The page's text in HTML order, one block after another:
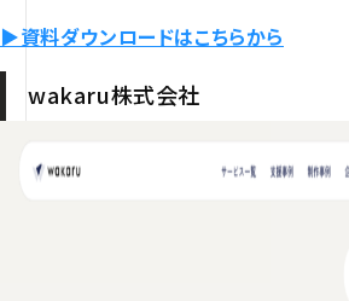
▶︎資料ダウンロードはこちらから
wakaru株式会社